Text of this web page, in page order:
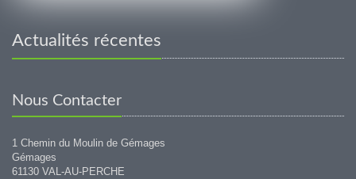
Actualités récentes
Nous Contacter
1 Chemin du Moulin de Gémages
Gémages
61130 VAL-AU-PERCHE